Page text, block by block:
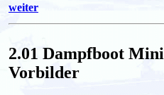
weiter
2.01 Dampfboot Mini
Vorbilder